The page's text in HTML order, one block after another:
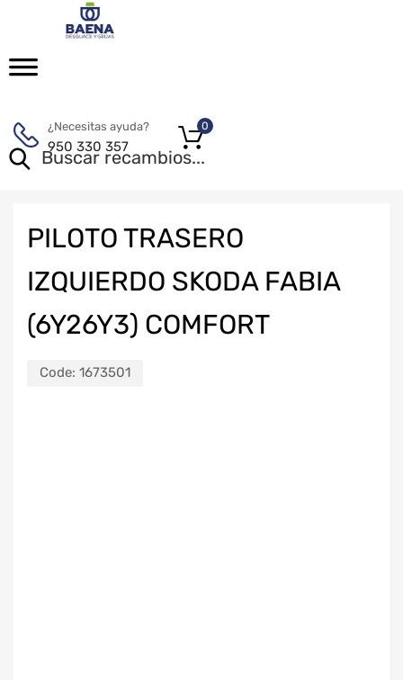
¿Necesitas ayuda?
950 330 357
0
PILOTO TRASERO
IZQUIERDO SKODA FABIA
(6Y26Y3) COMFORT
Code: 1673501